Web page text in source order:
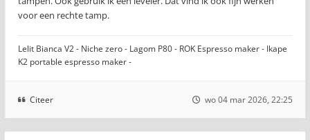
voor een rechte tamp.
Lelit Bianca V2 - Niche zero - Lagom P80 - ROK Espresso maker - Ikape
K2 portable espresso maker -
Citeer wo 04 mar 2026, 22:25